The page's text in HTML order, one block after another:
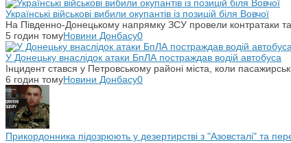
Українські військові вибили окупантів із позицій біля Вовчої
На Південно-Донецькому напрямку ЗСУ провели контратаки та
5 годин томуНовини Донбасу0
У Донецьку внаслідок атаки БпЛА постраждав водій автобуса
Інцидент стався у Петровському районі міста, коли
6 годин томуНовини Донбасу0
Прикордонника підозрюють у дезертирстві з "Азовсталі" та